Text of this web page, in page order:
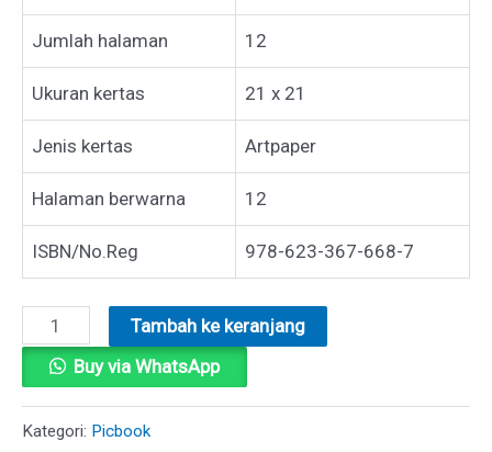
Jumlah halaman 12
Ukuran kertas 21 x 21
Jenis kertas Artpaper
Halaman berwarna 12
ISBN/No.Reg 978-623-367-668-7
Kuantitas
SEPAK
BOLA
MINI
Tambah ke keranjang
Buy via WhatsApp
Kategori: Picbook